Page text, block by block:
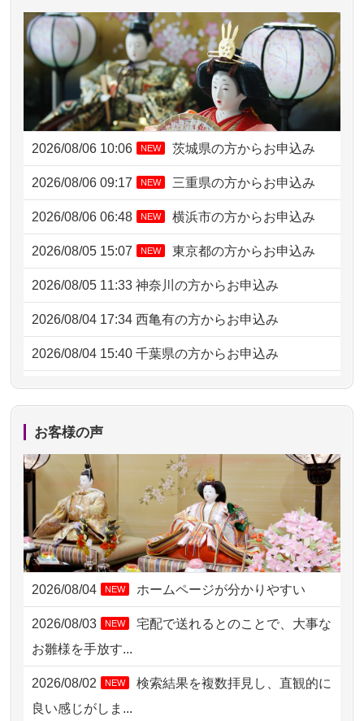
2026/08/06 10:06 NEW 茨城県の方からお申込み
2026/08/06 09:17 NEW 三重県の方からお申込み
2026/08/06 06:48 NEW 横浜市の方からお申込み
2026/08/05 15:07 NEW 東京都の方からお申込み
2026/08/05 11:33 神奈川の方からお申込み
2026/08/04 17:34 西亀有の方からお申込み
2026/08/04 15:40 千葉県の方からお申込み
2026/08/04 14:04 東京都の方からお申込み
2026/08/04 00:38
2026/08/03 21:17 愛知県の方からお申込み
2026/08/02 18:47 虎ノ門の方からお申込み
2026/08/02 11:15 千葉県の方からお申込み
2026/08/02 10:39 神奈川の方からお申込み
2026/08/02 09:15 神奈川の方からお申込み
2026/08/02 06:46 相模原の方からお申込み
お客様の声
2026/08/04 NEW ホームページが分かりやすい
2026/08/03 NEW
宅配で送れるとのことで、大事な
お雛様を手放す...
2026/08/02 NEW
検索結果を複数拝見し、直観的に
良い感じがしま...